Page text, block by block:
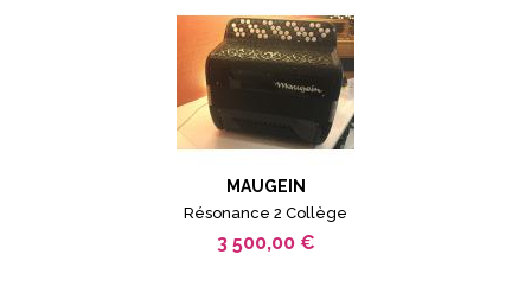
MAUGEIN
Résonance 2 Collège
3 500,00 €